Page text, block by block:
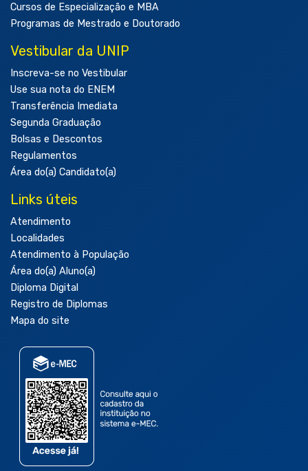
Cursos de Especialização e MBA
Programas de Mestrado e Doutorado
Vestibular da UNIP
Inscreva-se no Vestibular
Use sua nota do ENEM
Transferência Imediata
Segunda Graduação
Bolsas e Descontos
Regulamentos
Área do(a) Candidato(a)
Links úteis
Atendimento
Localidades
Atendimento à População
Área do(a) Aluno(a)
Diploma Digital
Registro de Diplomas
Mapa do site